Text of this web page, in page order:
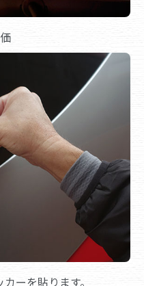
ーを貼ります。